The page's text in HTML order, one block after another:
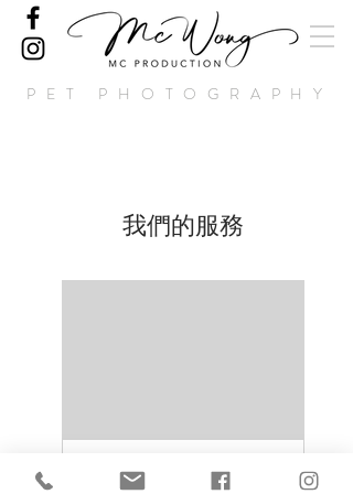
PET PHOTOGRAPHY
我們的服務
Crystal